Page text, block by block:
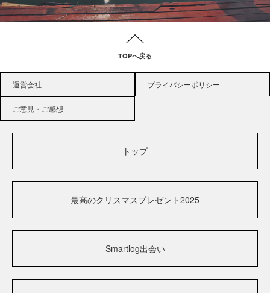
TOPへ戻る
運営会社 プライバシーポリシー
ご意見・ご感想
トップ
最高のクリスマスプレゼント2025
Smartlog出会い